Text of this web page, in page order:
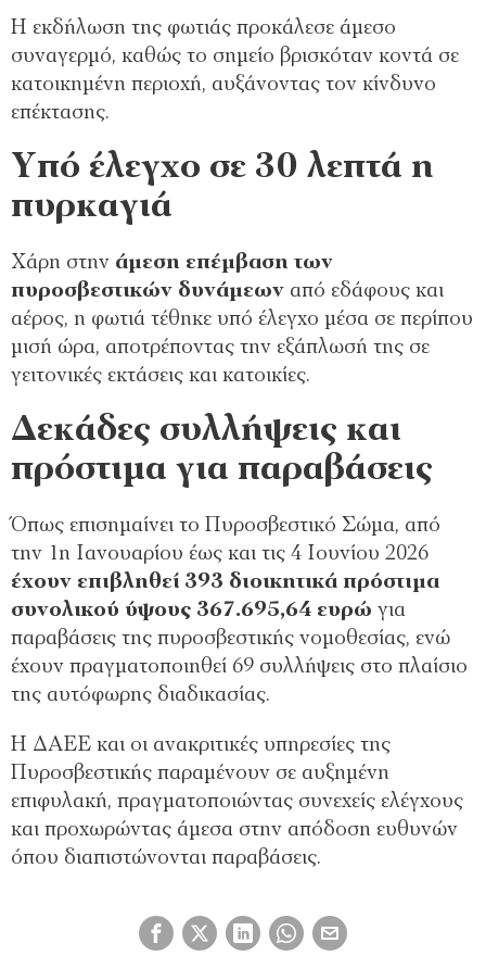
Η εκδήλωση της φωτιάς προκάλεσε άμεσο
συναγερμό, καθώς το σημείο βρισκόταν κοντά σε
κατοικημένη περιοχή, αυξάνοντας τον κίνδυνο
επέκτασης.
Υπό έλεγχο σε 30 λεπτά η
πυρκαγιά
Χάρη στην άμεση επέμβαση των
πυροσβεστικών δυνάμεων από εδάφους και
αέρος, η φωτιά τέθηκε υπό έλεγχο μέσα σε περίπου
μισή ώρα, αποτρέποντας την εξάπλωσή της σε
γειτονικές εκτάσεις και κατοικίες.
Δεκάδες συλλήψεις και
πρόστιμα για παραβάσεις
Όπως επισημαίνει το Πυροσβεστικό Σώμα, από
την 1η Ιανουαρίου έως και τις 4 Ιουνίου 2026
έχουν επιβληθεί 393 διοικητικά πρόστιμα
συνολικού ύψους 367.695,64 ευρώ για
παραβάσεις της πυροσβεστικής νομοθεσίας, ενώ
έχουν πραγματοποιηθεί 69 συλλήψεις στο πλαίσιο
της αυτόφωρης διαδικασίας.
Η ΔΑΕΕ και οι ανακριτικές υπηρεσίες της
Πυροσβεστικής παραμένουν σε αυξημένη
επιφυλακή, πραγματοποιώντας συνεχείς ελέγχους
και προχωρώντας άμεσα στην απόδοση ευθυνών
όπου διαπιστώνονται παραβάσεις.